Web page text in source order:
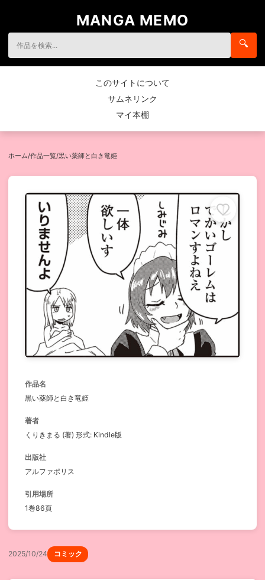
MANGA MEMO
🔍
このサイトについて
サムネリンク
マイ本棚
ホーム/作品一覧/黒い薬師と白き竜姫
作品名
黒い薬師と白き竜姫
著者
くりきまる (著) 形式: Kindle版
出版社
アルファポリス
引用場所
1巻86頁
2025/10/24 コミック